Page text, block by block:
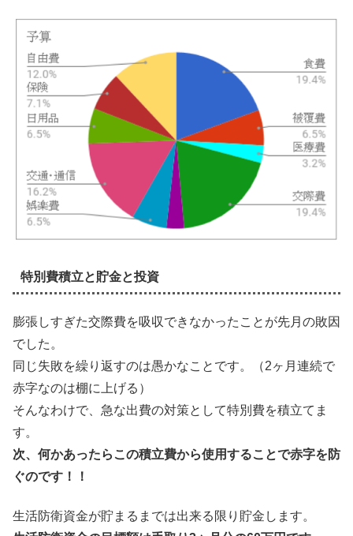
特別費積立と貯金と投資
膨張しすぎた交際費を吸収できなかったことが先月の敗因
でした。
同じ失敗を繰り返すのは愚かなことです。（2ヶ月連続で
赤字なのは棚に上げる）
そんなわけで、急な出費の対策として特別費を積立てま
す。
次、何かあったらこの積立費から使用することで赤字を防
ぐのです！！
生活防衛資金が貯まるまでは出来る限り貯金します。